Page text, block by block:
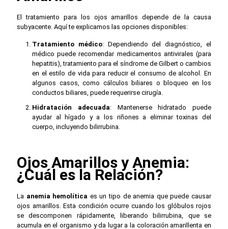
El tratamiento para los ojos amarillos depende de la causa
subyacente. Aquí te explicamos las opciones disponibles:
Tratamiento médico: Dependiendo del diagnóstico, el
médico puede recomendar medicamentos antivirales (para
hepatitis), tratamiento para el síndrome de Gilbert o cambios
en el estilo de vida para reducir el consumo de alcohol. En
algunos casos, como cálculos biliares o bloqueo en los
conductos biliares, puede requerirse cirugía.
Hidratación adecuada: Mantenerse hidratado puede
ayudar al hígado y a los riñones a eliminar toxinas del
cuerpo, incluyendo bilirrubina.
Ojos Amarillos y Anemia:
¿Cuál es la Relación?
La anemia hemolítica es un tipo de anemia que puede causar
ojos amarillos. Esta condición ocurre cuando los glóbulos rojos
se descomponen rápidamente, liberando bilirrubina, que se
acumula en el organismo y da lugar a la coloración amarillenta en